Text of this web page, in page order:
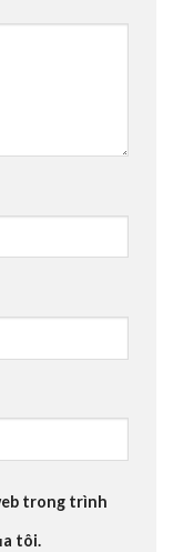
trong trình
tôi.